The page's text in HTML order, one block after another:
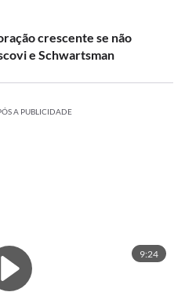
crescente se não
e Schwartsman
A PUBLICIDADE
9:24